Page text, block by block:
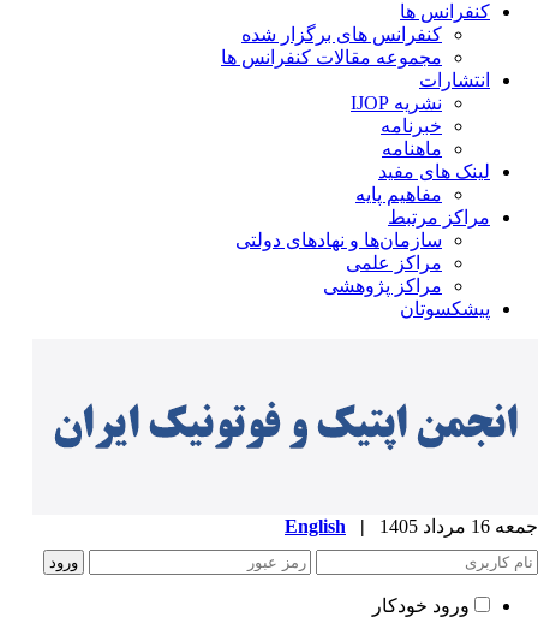
کنفرانس ها
کنفرانس های برگزار شده
مجموعه مقالات کنفرانس ها
انتشارات
نشریه IJOP
خبرنامه
ماهنامه
لینک های مفید
مفاهیم پایه
مراکز مرتبط
سازمان‌ها و نهادهای دولتی
مراکز علمی
مراکز پژوهشی
پیشکسوتان
مرداد 1405 |
English
ورود خودکار